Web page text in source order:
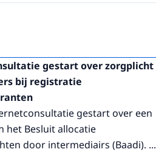
gestart over zorgplicht
bij registratie
gestart over een
het Besluit allocatie
door intermediairs (Baadi). ...